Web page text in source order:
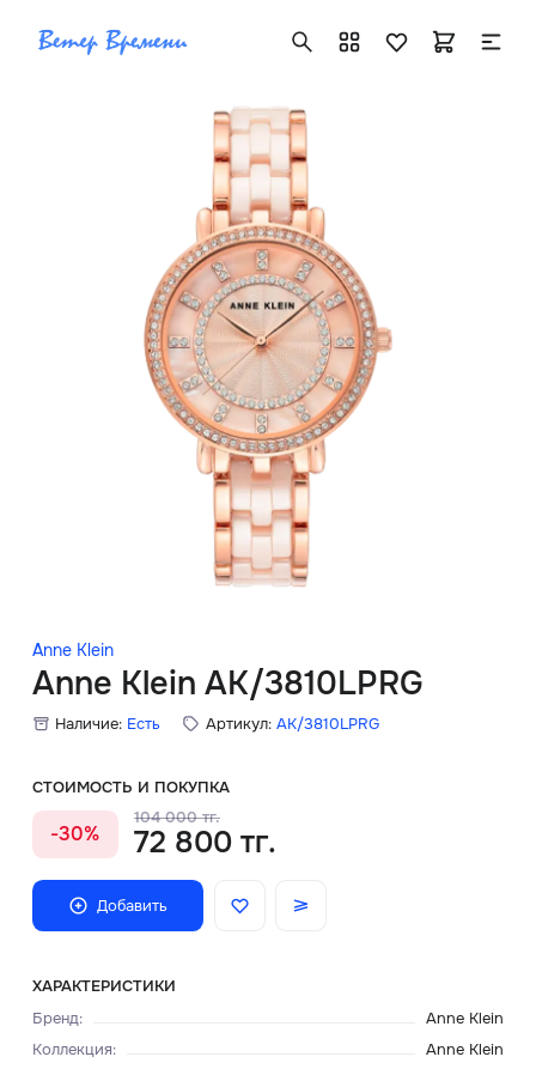
Anne Klein
Anne Klein AK/3810LPRG
Наличие: Есть Артикул: AK/3810LPRG
СТОИМОСТЬ И ПОКУПКА
-30%
104 000 тг.
72 800 тг.
Добавить
ХАРАКТЕРИСТИКИ
Бренд:
Anne Klein
Коллекция:
Anne Klein
+7 ( 705 ) 181-42-50
info@vetervremeni.kz
Авторизация
Каталог
Мужские часы
Женские часы
Скидки
Главная
О нас
Доставка и оплата
Блог